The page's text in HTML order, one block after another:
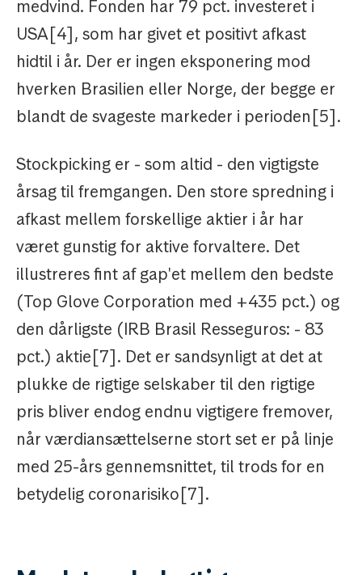
medvind. Fonden har 79 pct. investeret i
USA[4], som har givet et positivt afkast
hidtil i år. Der er ingen eksponering mod
hverken Brasilien eller Norge, der begge er
blandt de svageste markeder i perioden[5].
Stockpicking er - som altid - den vigtigste
årsag til fremgangen. Den store spredning i
afkast mellem forskellige aktier i år har
været gunstig for aktive forvaltere. Det
illustreres fint af gap'et mellem den bedste
(Top Glove Corporation med +435 pct.) og
den dårligste (IRB Brasil Resseguros: - 83
pct.) aktie[7]. Det er sandsynligt at det at
plukke de rigtige selskaber til den rigtige
pris bliver endog endnu vigtigere fremover,
når værdiansættelserne stort set er på linje
med 25-års gennemsnittet, til trods for en
betydelig coronarisiko[7].